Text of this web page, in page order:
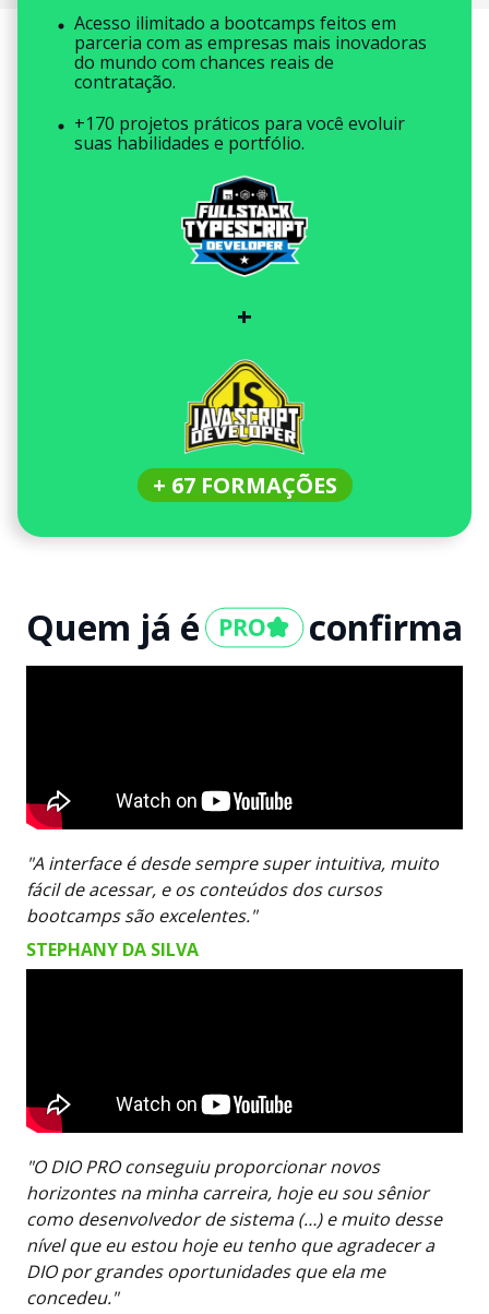
Acesso ilimitado a bootcamps feitos em
parceria com as empresas mais inovadoras
do mundo com chances reais de
contratação.
+170 projetos práticos para você evoluir
suas habilidades e portfólio.
+
+ 67 FORMAÇÕES
Quem já é confirma
"A interface é desde sempre super intuitiva, muito
fácil de acessar, e os conteúdos dos cursos
bootcamps são excelentes."
STEPHANY DA SILVA
"O DIO PRO conseguiu proporcionar novos
horizontes na minha carreira, hoje eu sou sênior
como desenvolvedor de sistema (…) e muito desse
nível que eu estou hoje eu tenho que agradecer a
DIO por grandes oportunidades que ela me
concedeu."